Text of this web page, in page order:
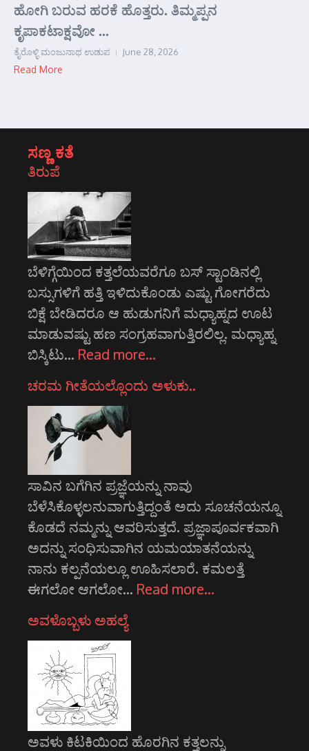
ಹೋಗಿ ಬರುವ ಹರಕೆ ಹೊತ್ತರು. ತಿಮ್ಮಪ್ಪನ
ಕೃಪಾಕಟಾಕ್ಷವೋ ...
ತೈರೊಳ್ಳಿ ಮಂಜುನಾಥ ಉಡುಪ June 28, 2026
Read More
ಸಣ್ಣ ಕತೆ
ತಿರುಪೆ
ಬೆಳಿಗ್ಗೆಯಿಂದ ಕತ್ತಲೆಯವರೆಗೂ ಬಸ್ ಸ್ಟಾಂಡಿನಲ್ಲಿ
ಬಸ್ಸುಗಳಿಗೆ ಹತ್ತಿ ಇಳಿದುಕೊಂಡು ಎಷ್ಟು ಗೋಗರೆದು
ಬಿಕ್ಷೆ ಬೇಡಿದರೂ ಆ ಹುಡುಗನಿಗೆ ಮಧ್ಯಾಹ್ನದ ಊಟ
ಮಾಡುವಷ್ಟು ಹಣ ಸಂಗ್ರಹವಾಗುತ್ತಿರಲಿಲ್ಲ. ಮಧ್ಯಾಹ್ನ
ಬಿಸ್ಕಿಟು… Read more…
ಚರಮ ಗೀತೆಯಲ್ಲೊಂದು ಅಳುಕು..
ಸಾವಿನ ಬಗೆಗಿನ ಪ್ರಜ್ಞೆಯನ್ನು ನಾವು
ಬೆಳೆಸಿಕೊಳ್ಳಲನುವಾಗುತ್ತಿದ್ದಂತೆ ಅದು ಸೂಚನೆಯನ್ನೂ
ಕೊಡದೆ ನಮ್ಮನ್ನು ಆವರಿಸುತ್ತದೆ. ಪ್ರಜ್ಞಾಪೂರ್ವಕವಾಗಿ
ಅದನ್ನು ಸಂಧಿಸುವಾಗಿನ ಯಮಯಾತನೆಯನ್ನು
ನಾನು ಕಲ್ಪನೆಯಲ್ಲೂ ಊಹಿಸಲಾರೆ. ಕಮಲತ್ತೆ
ಈಗಲೋ ಆಗಲೋ… Read more…
ಅವಳೊಬ್ಬಳು ಅಹಲ್ಯೆ
ಅವಳು ಕಿಟಕಿಯಿಂದ ಹೊರಗಿನ ಕತ್ತಲನ್ನು